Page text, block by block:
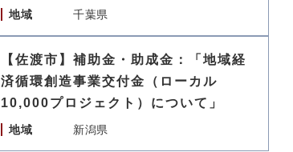
地域 千葉県
【佐渡市】補助金・助成金：「地域経
済循環創造事業交付金（ローカル
10,000プロジェクト）について」
地域 新潟県